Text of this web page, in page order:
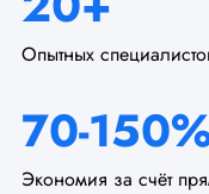
Опытных
70-
Экономия за счёт